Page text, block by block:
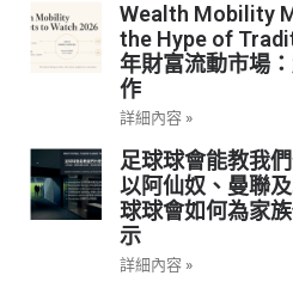
Wealth Mobility
the Hype of
年財富流動市場
作
詳細內容 »
足球球會能教我
以阿仙奴、曼聯
球球會如何為家
示
詳細內容 »